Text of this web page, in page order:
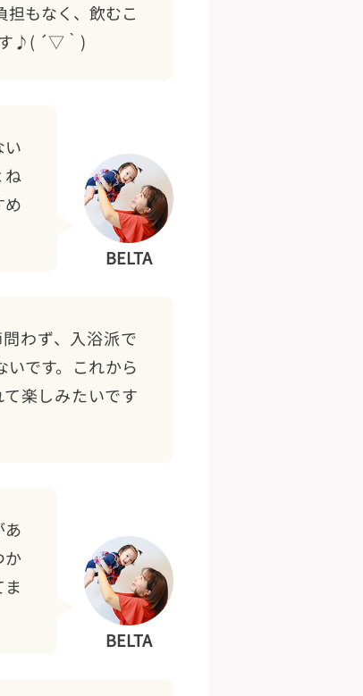
もなく、飲むこ
す♪( ´▽｀)
BELTA
い
わず、入浴派で
です。これから
楽しみたいです
BELTA
か